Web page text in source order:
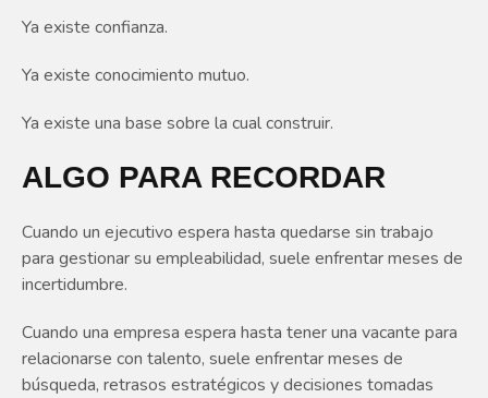
Ya existe confianza.
Ya existe conocimiento mutuo.
Ya existe una base sobre la cual construir.
ALGO PARA RECORDAR
Cuando un ejecutivo espera hasta quedarse sin trabajo
para gestionar su empleabilidad, suele enfrentar meses de
incertidumbre.
Cuando una empresa espera hasta tener una vacante para
relacionarse con talento, suele enfrentar meses de
búsqueda, retrasos estratégicos y decisiones tomadas